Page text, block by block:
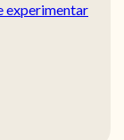
experimentar